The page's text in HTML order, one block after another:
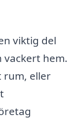
viktig del
vackert hem.
rum, eller